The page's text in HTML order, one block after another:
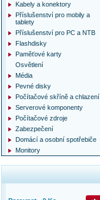
Kabely a konektory
Příslušenství pro mobily a
tablety
Příslušenství pro PC a NTB
Flashdisky
Paměťové karty
Osvětlení
Média
Pevné disky
Počítačové skříně a chlazení
Serverové komponenty
Počítačové zdroje
Zabezpečení
Domácí a osobní spotřebiče
Monitory